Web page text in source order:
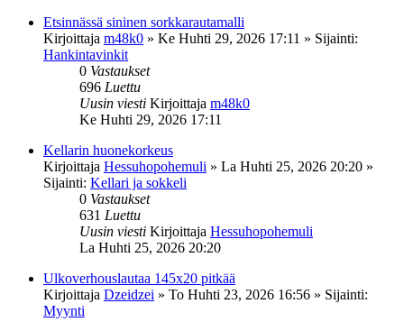
Etsinnässä sininen sorkkarautamalli
Kirjoittaja m48k0 » Ke Huhti 29, 2026 17:11 » Sijainti:
Hankintavinkit
0 Vastaukset
696 Luettu
Uusin viesti Kirjoittaja m48k0
Ke Huhti 29, 2026 17:11
Kellarin huonekorkeus
Kirjoittaja Hessuhopohemuli » La Huhti 25, 2026 20:20 »
Sijainti: Kellari ja sokkeli
0 Vastaukset
631 Luettu
Uusin viesti Kirjoittaja Hessuhopohemuli
La Huhti 25, 2026 20:20
Ulkoverhouslautaa 145x20 pitkää
Kirjoittaja Dzeidzei » To Huhti 23, 2026 16:56 » Sijainti:
Myynti